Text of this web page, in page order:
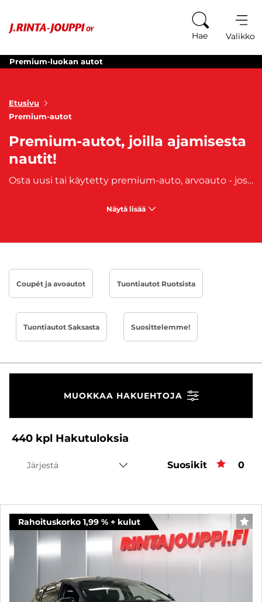
Hae Valikko
Premium-luokan autot
Etusivu
Premium-autot
Premium-autot, joilla ajamisesta
nautit!
Osta uusi tai käytetty premium-auto, arvoauto - jossa löytyy myös luksusta. Premium autot ovat valmistajien automalliston terävintä kärkeä, joten autojen sisältämään teknologiaan, ajomukavuuteen, viimeistelyn laatuun ja turvallisuuteen liittyvissä asioissa niiltä voidaan suorastaan edellyttää kiitettävää suoritusta. Nämä arvokkaammat henkilöautot täyttävät varusteillaan ja tehollaan vaativammankin kuskin vaatimukset. Premium-autoja määritteleekin pitkälti loppuun asti viety viimeistely, varusteet ja uudet innovaatiot, siksi näihin autoihin ollaan valmiita sijoittamaan enemmänkin rahaa. Siksi, premium-auto herättää enemmän tunteita kuin monet muut ajoneuvot. Löydä sopivimmat loistoautot valikoimastamme. Mallistojen luksusautot antavat omistajalleen jotain todella hohdokasta ja tarjoavat edistyksellistä tekniikkaa ajamisen iloksi. Tutustu ja osta oma premium-luokan auto.
Näytä lisää
Coupét ja avoautot Tuontiautot Ruotsista
Tuontiautot Saksasta Suosittelemme!
MUOKKAA HAKUEHTOJA
440 kpl Hakutuloksia
Järjestä Suosikit 0
Rahoituskorko 1,99 % + kulut